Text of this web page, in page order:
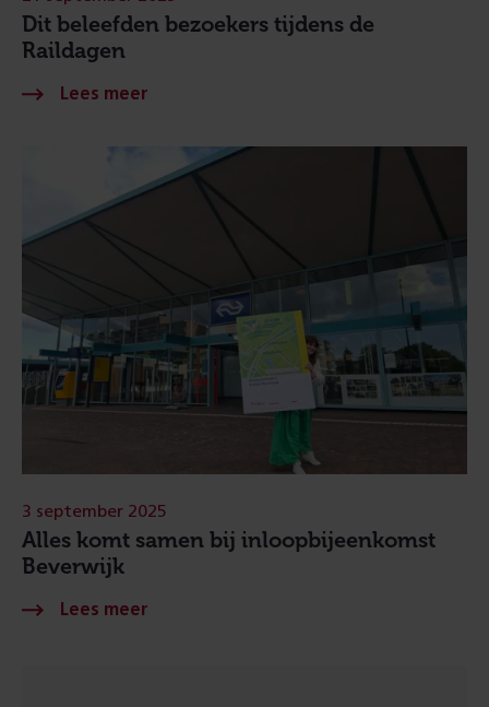
Dit beleefden bezoekers tijdens de
Raildagen
Alles komt samen bij inloopbijeenkomst
Beverwijk
3 september 2025